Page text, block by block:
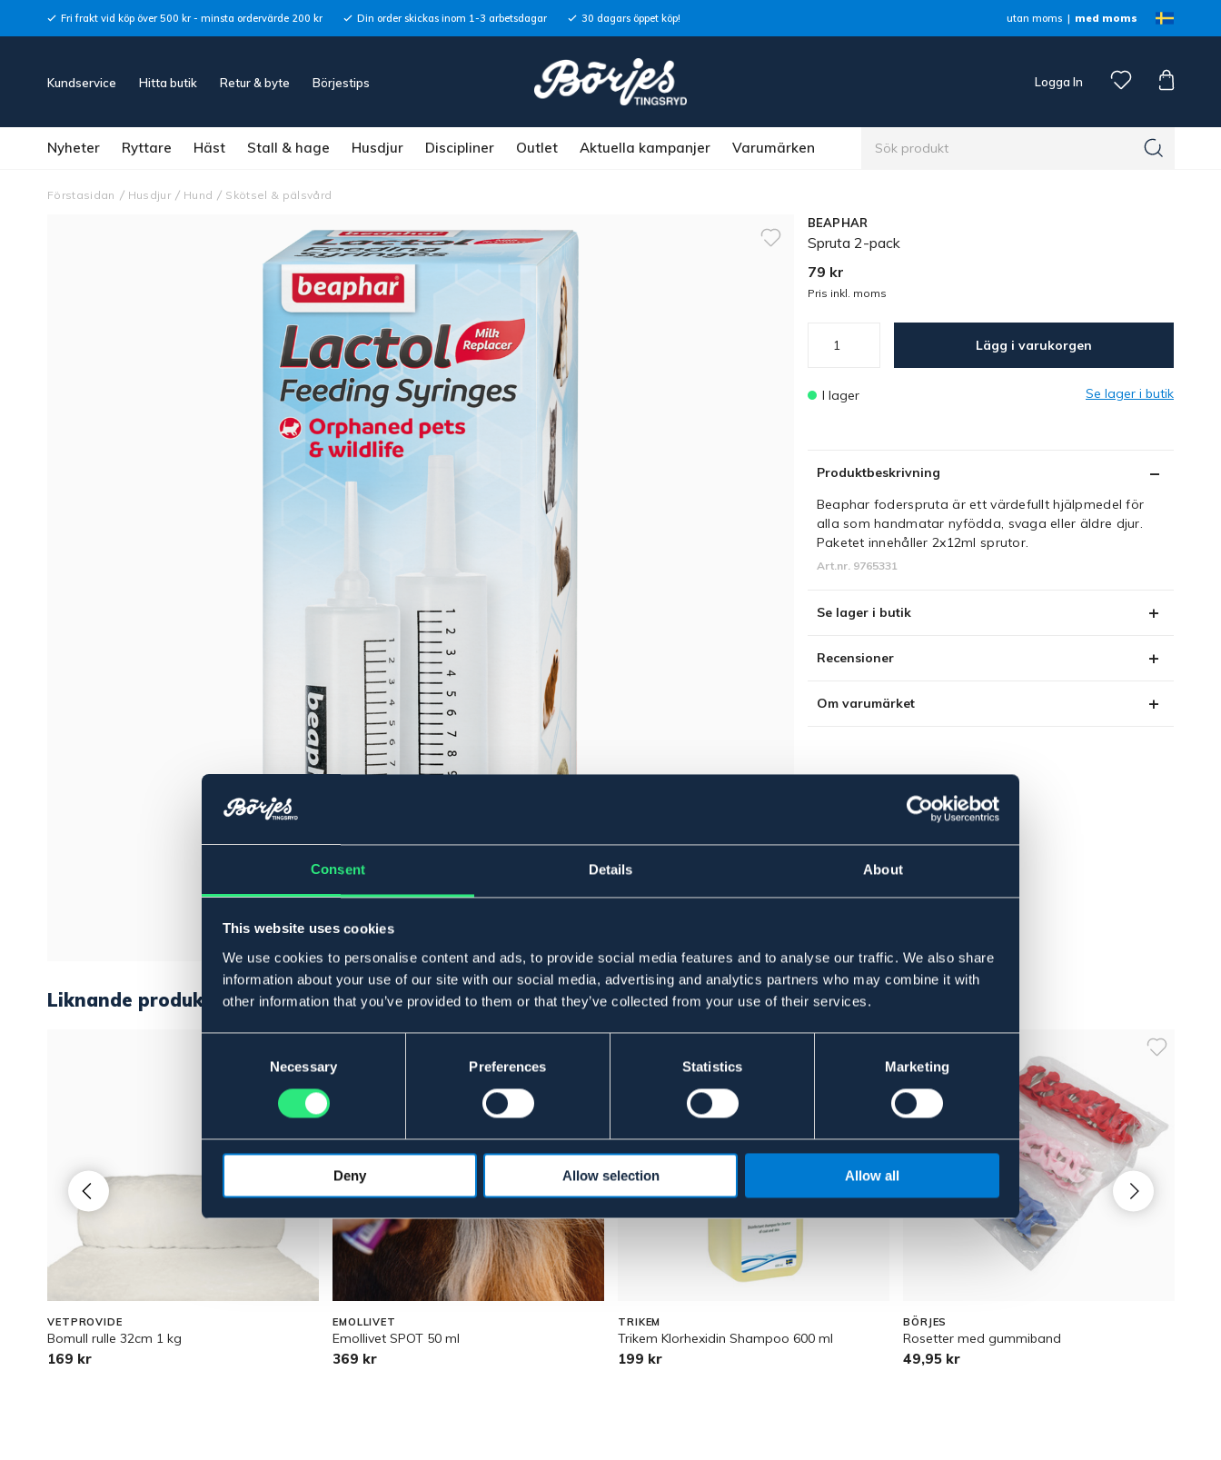
Consent Details About
This website uses cookies
We use cookies to personalise content and ads, to provide social media features and to analyse our traffic. We also share
information about your use of our site with our social media, advertising and analytics partners who may combine it with
other information that you’ve provided to them or that they’ve collected from your use of their services.
Necessary Preferences Statistics Marketing
Deny Allow selection Allow all
Fri frakt vid köp över 500 kr - minsta ordervärde 200 kr Din order skickas inom 1-3 arbetsdagar 30 dagars öppet köp! utan moms med moms
Kundservice Hitta butik Retur & byte Börjestips Logga In
Nyheter Ryttare Häst Stall & hage Husdjur Discipliner Outlet Aktuella kampanjer Varumärken
Förstasidan Husdjur Hund Skötsel & pälsvård
BEAPHAR
Spruta 2-pack
79 kr
Pris inkl. moms
Lägg i varukorgen
I lager Se lager i butik
Produktbeskrivning
Beaphar foderspruta är ett värdefullt hjälpmedel för
alla som handmatar nyfödda, svaga eller äldre djur.
Paketet innehåller 2x12ml sprutor.
Art.nr. 9765331
Se lager i butik
Recensioner
Om varumärket
Liknande produkter
VETPROVIDE
Bomull rulle 32cm 1 kg
169 kr
EMOLLIVET
Emollivet SPOT 50 ml
369 kr
TRIKEM
Trikem Klorhexidin Shampoo 600 ml
199 kr
BÖRJES
Rosetter med gummiband
49,95 kr